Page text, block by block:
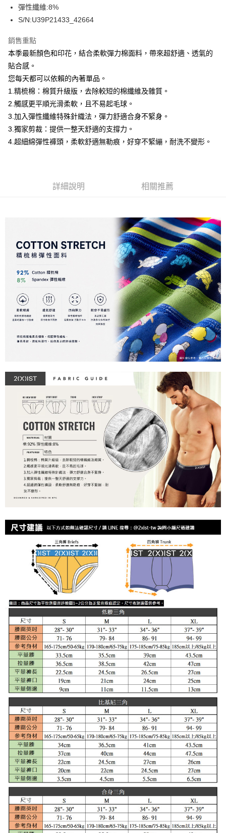
國泰世華商業銀行
臺灣中小企業銀行
聯邦商業銀行
元大商業銀行
永豐商業銀行
台新國際商業銀行
台灣樂天信用卡公司
悠遊付
全盈+PAY
AFTEE先享後付
相關說明
【關於「AFTEE先享後付」】
便利好安心！
１．簡單：不需註冊會員、不需綁卡、不需儲值。
１．於結帳方式選擇「AFTEE先享後付」後，將跳轉至「AFTEE先享後付」
ATM／網路銀行／等多元方式進行付款，方視為交易完成。
※ 請注意：結帳手續完成當下不需立刻繳費，但若您需要取消訂單，請聯絡
購買商品的店家。未經商家同意取消之訂單仍視為有效，需透過AFTEE先享
後付繳納相關費用。
※ 交易是否成功請以「AFTEE先享後付 」之結帳頁面顯示為準，若有關於
是否繳費成功／繳費後需取消欲退款等相關疑問，請聯繫「AFTEE先享後付
客戶支援中心」https://netprotections.freshdesk.com/support/home
【注意事項】
１．透過由恩沛科技股份有限公司提供之「AFTEE先享後付」服務完成之交
易，需依本服務之必要範圍內提供個人資料，並將交易相關給付款項請求債
權轉讓予恩沛科技股份有限公司。
２．關於個人資料處理事宜，請瀏覽以下網址：
https://aftee.tw/terms/#terms3
３．未成年的使用者請事先徵得法定代理人或監護人之同意方可使用
「AFTEE先享後付」，若未經同意申辦者引起之損失，本公司不負相關責
４．使用「AFTEE先享後付」時，將依據個別帳號之用戶狀況，依本公司即
時審查核予不同之上限額度；若仍有額度不足之情形，本公司將視審查結果
請求用戶進行身份認證。
５．嚴禁一人註冊多個帳號或使用他人資訊註冊。若發現惡意使用之情形，
恩沛科技股份有限公司將有權停止該用戶之使用額度並採取法律行動。
ATM付款
運送方式
每筆NT$80，滿NT$1,200(含以上)免運費
付款後7-11取貨
每筆NT$80，滿NT$1,200(含以上)免運費
宅配
每筆NT$85，滿NT$1,200(含以上)免運費
澎湖、金門、馬祖、小琉球、綠島、蘭嶼(郵局配送)
每筆NT$125
郵局快捷(隔天到貨，需先line@客服通知小編)
每筆NT$100
查看運費
彈性纖維:8%
S/N:U39P21433_42664
銷售重點
本季最新顏色和印花，結合柔軟彈力棉面料，帶來超舒適、透氣的
貼合感。
您每天都可以依賴的內著單品。
1.精梳棉：棉質升級版，去除較短的棉纖維及雜質。
2.觸感更平順光滑柔軟，且不易起毛球。
3.加入彈性纖維特殊針織法，彈力舒適合身不緊身。
3.獨家剪裁：提供一整天舒適的支撐力。
4.超細綿彈性褲頭，柔軟舒適無勒痕，好穿不緊繃，耐洗不變形。
詳細說明 相關推薦